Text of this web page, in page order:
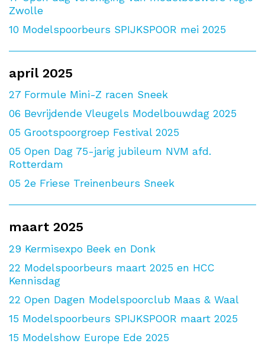
Zwolle
10 Modelspoorbeurs SPIJKSPOOR mei 2025
april 2025
27 Formule Mini-Z racen Sneek
06 Bevrijdende Vleugels Modelbouwdag 2025
05 Grootspoorgroep Festival 2025
05 Open Dag 75-jarig jubileum NVM afd.
Rotterdam
05 2e Friese Treinenbeurs Sneek
maart 2025
29 Kermisexpo Beek en Donk
22 Modelspoorbeurs maart 2025 en HCC
Kennisdag
22 Open Dagen Modelspoorclub Maas & Waal
15 Modelspoorbeurs SPIJKSPOOR maart 2025
15 Modelshow Europe Ede 2025